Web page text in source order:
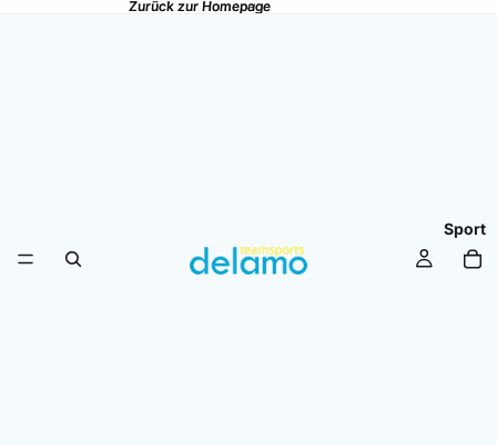
Zurück zur Homepage
Zurück zur Homepage
Sport